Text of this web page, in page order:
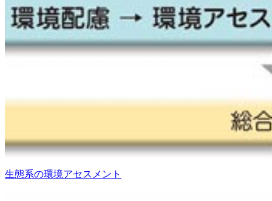
生態系の環境アセスメント